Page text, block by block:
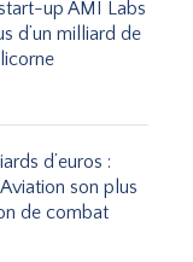
up AMI Labs
d’un milliard de
d’euros :
son plus
de combat